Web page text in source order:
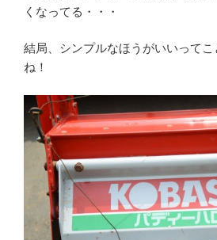
くなってる・・・
結局、シンプルなほうがいいって
ね！